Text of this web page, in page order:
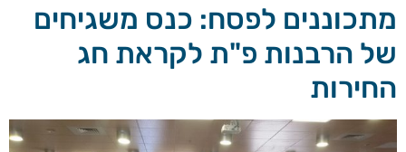
מתכוננים לפסח: כנס משגיחים
של הרבנות פ"ת לקראת חג
החירות